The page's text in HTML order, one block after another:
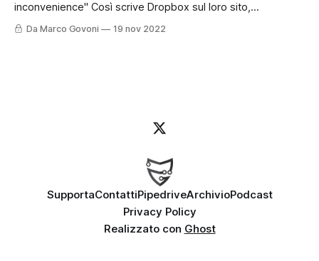
inconvenience" Così scrive Dropbox sul loro sito,
raccontando come sia stato possibile - e come sia stato
gestito - un recente attacco informatico. Ma partiamo
Da Marco Govoni 19 nov 2022
SupportaContattiPipedriveArchivioPodcast
Privacy Policy
Realizzato con Ghost